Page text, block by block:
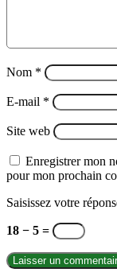
Nom *
E-mail *
Site web
Enregistrer mon
pour mon prochain
Saisissez votre
18 − 5 =